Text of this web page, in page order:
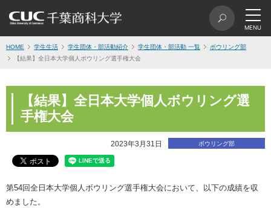
HOME 学生生活 学生団体・部活動紹介 学生団体・部活動 一覧
ボウリング部
【結果】全日本大学個人ボウリング選手権大会
【結果】全日本大学個人ボウリング選
手権大会
ボウリング部
2023年3月31日
第54回全日本大学個人ボウリング選手権大会において、以下の成績を収
めました。